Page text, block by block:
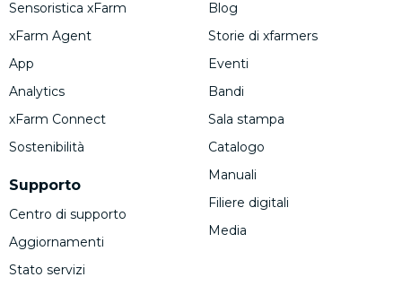
Sensoristica xFarm
xFarm Agent
App
Analytics
xFarm Connect
Sostenibilità
Supporto
Centro di supporto
Aggiornamenti
Stato servizi
Blog
Storie di xfarmers
Eventi
Bandi
Sala stampa
Catalogo
Manuali
Filiere digitali
Media